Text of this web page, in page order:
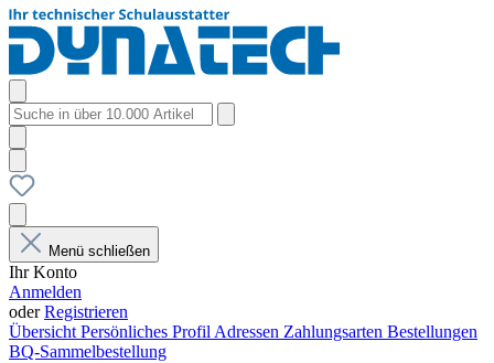
Menü schließen
Ihr Konto
Anmelden
oderRegistrieren
Übersicht Persönliches Profil Adressen Zahlungsarten Bestellungen
BQ-Sammelbestellung